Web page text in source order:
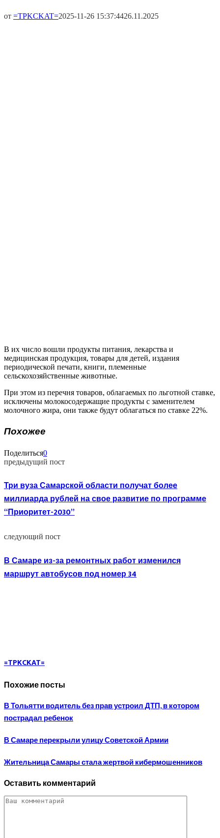
от =TPKCKAT=2025-11-26 15:37:4426.11.2025
В их число вошли продукты питания, лекарства и
медицинская продукция, товары для детей, издания
периодической печати, книги, племенные
сельскохозяйственные животные.
При этом из перечня товаров, облагаемых по льготной ставке,
исключены молокосодержащие продукты с заменителем
молочного жира, они также будут облагаться по ставке 22%.
Похожее
Поделиться0
предыдущий пост
Три вуза Самарской области получат более
миллиарда рублей на свое развитие по программе
“Приоритет-2030”
следующий пост
В Самаре из-за ремонтных работ изменился
маршрут автобусов под номер 34
=TPKCKAT=
Похожие посты
В Тольятти водитель без прав устроил ДТП, в котором
пострадал ребенок
В Самаре перекрыли улицу Советской Армии
Жительница Самары стала жертвой кибермошенников
Оставить комментарий